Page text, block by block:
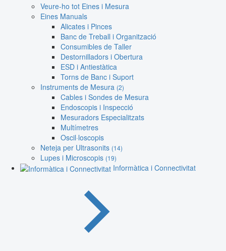
Veure-ho tot Eines i Mesura
Eines Manuals
Alicates i Pinces
Banc de Treball i Organització
Consumibles de Taller
Destornilladors i Obertura
ESD i Antiestàtica
Torns de Banc i Suport
Instruments de Mesura (2)
Cables i Sondes de Mesura
Endoscopis i Inspecció
Mesuradors Especialitzats
Multímetres
Oscil·loscopis
Neteja per Ultrasonits (14)
Lupes i Microscopis (19)
Informàtica i Connectivitat